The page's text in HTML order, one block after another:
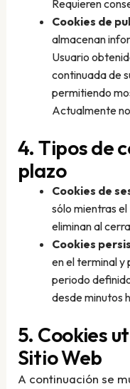
Requieren
Cookies de
almacenan
Usuario
continuada de
permitiendo
Actualmente
4. Tipos de
plazo
Cookies de
sólo mientras
eliminan al
Cookies
en el terminal y
periodo
desde minutos
5. Cookies
Sitio Web
A continuación se